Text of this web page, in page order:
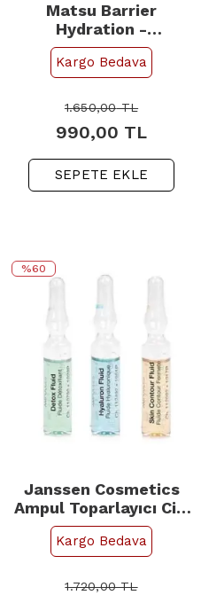
Matsu Barrier
Hydration -
Nemlendirici Bakım
Seti
Kargo Bedava
1.650,00TL
990,00 TL
SEPETE EKLE
%60
Janssen Cosmetics
Ampul Toparlayıcı Cilt
Bakım Seti - 8 Adet
Ürün
Kargo Bedava
1.720,00TL